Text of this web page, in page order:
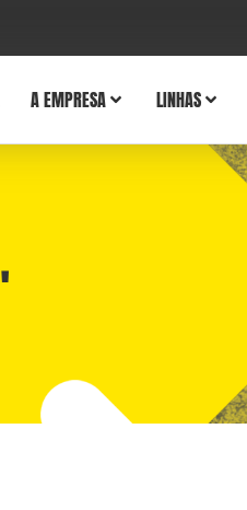
A EMPRESA LINHAS